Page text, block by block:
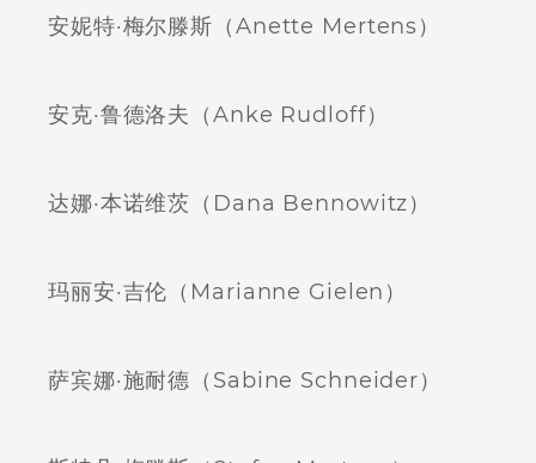
安妮特·梅尔滕斯（Anette Mertens）
安克·鲁德洛夫（Anke Rudloff）
达娜·本诺维茨（Dana Bennowitz）
玛丽安·吉伦（Marianne Gielen）
萨宾娜·施耐德（Sabine Schneider）